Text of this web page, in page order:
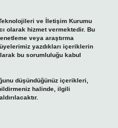
ve İletişim Kurumu
olarak hizmet vermektedir. Bu
veya araştırma
yazdıkları içeriklerin
bu sorumluluğu kabul
düşündüğünüz içerikleri,
halinde, ilgili